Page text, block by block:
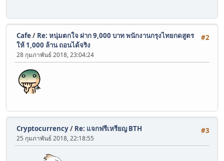
#2
Cafe/ Re: หนุ่มตกใจ ฝาก 9,000 บาท พนักงานกรุงไทยกดสูตร
ให้ 1,000 ล้าน ถอนได้จริง
28 กุมภาพันธ์ 2018, 23:04:24
#3
Cryptocurrency/ Re: แจกฟรีเหรียญ BTH
25 กุมภาพันธ์ 2018, 22:18:55